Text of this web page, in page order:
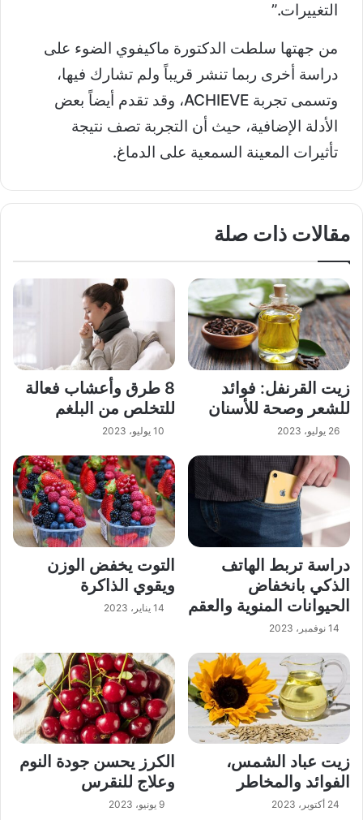
التغييرات.”
من جهتها سلطت الدكتورة ماكيفوي الضوء على
دراسة أخرى ربما تنشر قريباً ولم تشارك فيها،
وتسمى تجربة ACHIEVE، وقد تقدم أيضاً بعض
الأدلة الإضافية، حيث أن التجربة تصف نتيجة
تأثيرات المعينة السمعية على الدماغ.
مقالات ذات صلة
زيت القرنفل: فوائد
للشعر وصحة للأسنان
26 يوليو، 2023
8 طرق وأعشاب فعالة
للتخلص من البلغم
10 يوليو، 2023
دراسة تربط الهاتف
الذكي بانخفاض
الحيوانات المنوية والعقم
14 نوفمبر، 2023
التوت يخفض الوزن
ويقوي الذاكرة
14 يناير، 2023
زيت عباد الشمس،
الفوائد والمخاطر
24 أكتوبر، 2023
الكرز يحسن جودة النوم
وعلاج للنقرس
9 يونيو، 2023